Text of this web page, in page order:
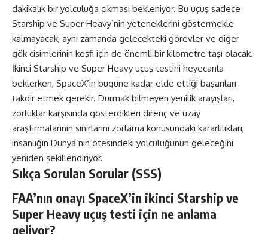
dakikalık bir yolculuğa çıkması bekleniyor. Bu uçuş sadece
Starship ve Super Heavy’nin yeteneklerini göstermekle
kalmayacak, aynı zamanda gelecekteki görevler ve diğer
gök cisimlerinin keşfi için de önemli bir kilometre taşı olacak.
İkinci Starship ve Super Heavy uçuş testini heyecanla
beklerken, SpaceX’in bugüne kadar elde ettiği başarıları
takdir etmek gerekir. Durmak bilmeyen yenilik arayışları,
zorluklar karşısında gösterdikleri direnç ve uzay
araştırmalarının sınırlarını zorlama konusundaki kararlılıkları,
insanlığın Dünya’nın ötesindeki yolculuğunun geleceğini
yeniden şekillendiriyor.
Sıkça Sorulan Sorular (SSS)
FAA’nın onayı SpaceX’in ikinci Starship ve
Super Heavy uçuş testi için ne anlama
geliyor?